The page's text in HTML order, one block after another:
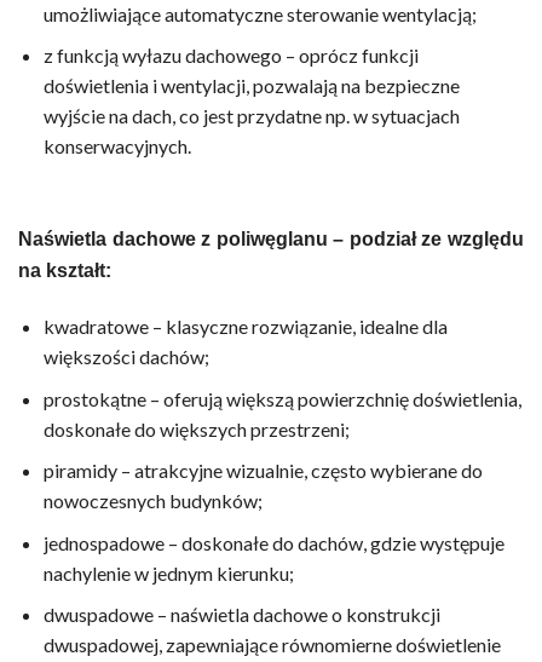
umożliwiające automatyczne sterowanie wentylacją;
z funkcją wyłazu dachowego – oprócz funkcji
doświetlenia i wentylacji, pozwalają na bezpieczne
wyjście na dach, co jest przydatne np. w sytuacjach
konserwacyjnych.
Naświetla dachowe z poliwęglanu – podział ze względu
na kształt:
kwadratowe – klasyczne rozwiązanie, idealne dla
większości dachów;
prostokątne – oferują większą powierzchnię doświetlenia,
doskonałe do większych przestrzeni;
piramidy – atrakcyjne wizualnie, często wybierane do
nowoczesnych budynków;
jednospadowe – doskonałe do dachów, gdzie występuje
nachylenie w jednym kierunku;
dwuspadowe – naświetla dachowe o konstrukcji
dwuspadowej, zapewniające równomierne doświetlenie